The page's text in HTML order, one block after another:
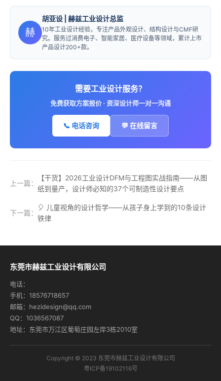
赫
胡亚设 | 赫兹工业设计总监
10年工业设计经验，专注产品外观设计、结构设计与CMF研
究。服务过消费电子、智能家居、医疗设备等领域，累计上市
产品设计200+款。
需要工业设计服务？
免费获取方案报价 · 资深设计师一对一沟通
📞 电话咨询 💬 在线留言
上一篇：
【干货】2026工业设计DFM与工程图实战指南——从图
纸到量产，设计师必知的37个可制造性设计要点
下一篇：
🎈 儿童视角的设计哲学——从孩子身上学到的10条设计
铁律
东莞市赫兹工业设计有限公司
电话：
手机：18576718657
邮箱：hezidesign@qq.com
QQ：1036567087
地址：东莞市万江区葡萄庄园左岸3栋2010室
Copyright © 2023 东莞市赫兹工业设计有限公司
粤ICP备19102116号